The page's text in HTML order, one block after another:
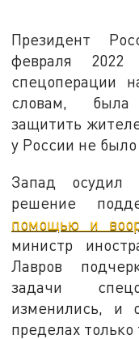
Президент
февраля
спецоперации
словам, была
защитить
у России не было
Запад осудил
решение
помощью и
министр
Лавров
задачи
изменились, и
пределах